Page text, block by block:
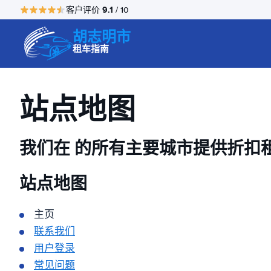
客户评价 9.1 / 10
胡志明市
租车指南
站点地图
我们在 的所有主要城市提供折扣
站点地图
主页
联系我们
用户登录
常见问题